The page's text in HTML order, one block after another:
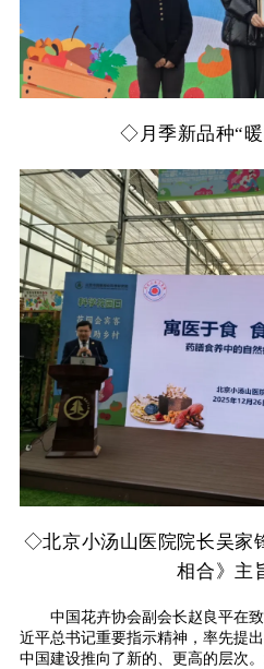
◇ 月季新品种“
◇北京小汤山医院院长吴家
相合》主
中国花卉协会副会长赵良平在致
近平总书记重要指示精神，率先提
中国建设推向了新的、更高的层次